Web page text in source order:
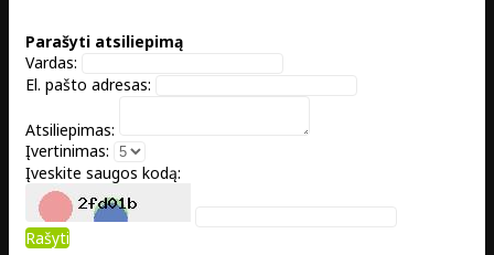
Parašyti atsiliepimą
Vardas:
El. pašto adresas:
Atsiliepimas:
Įvertinimas:
Įveskite saugos kodą:
Rašyti